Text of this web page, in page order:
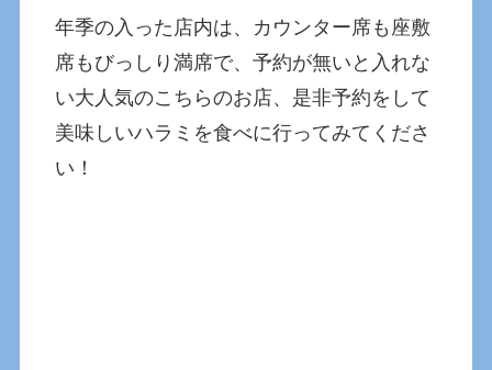
年季の入った店内は、カウンター席も座敷
席もびっしり満席で、予約が無いと入れな
い大人気のこちらのお店、是非予約をして
美味しいハラミを食べに行ってみてくださ
い！